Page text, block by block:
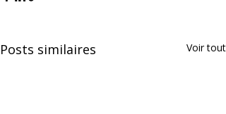
Posts similaires Voir tout